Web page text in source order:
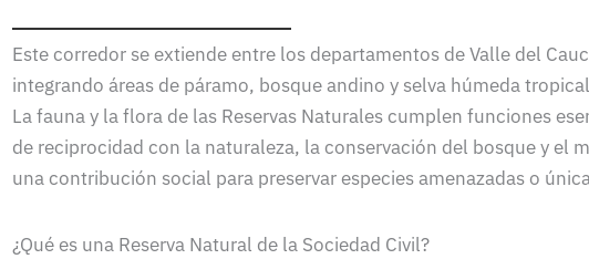
Este corredor se extiende entre los departamentos de Valle del
integrando áreas de páramo, bosque andino y selva húmeda
La fauna y la flora de las Reservas Naturales cumplen funciones
de reciprocidad con la naturaleza, la conservación del bosque y el
una contribución social para preservar especies amenazadas o
¿Qué es una Reserva Natural de la Sociedad Civil?